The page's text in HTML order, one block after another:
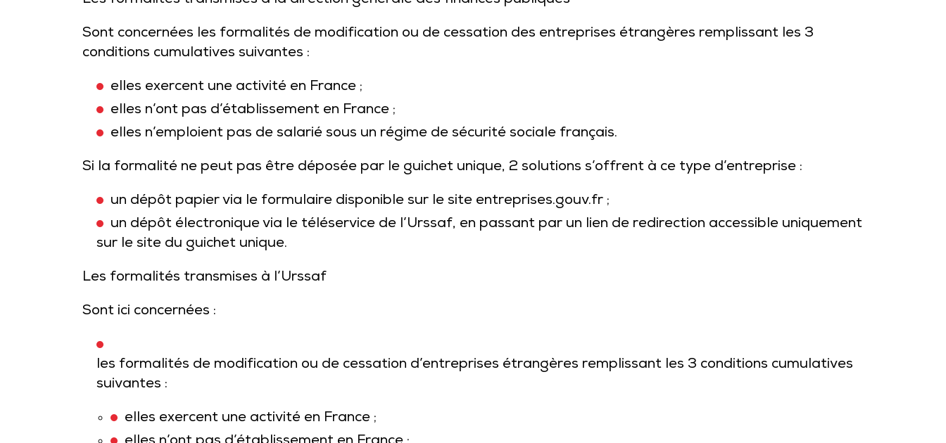
Sont concernées les formalités de modification ou de cessation des entreprises étrangères remplissant les 3
conditions cumulatives suivantes :
elles exercent une activité en France ;
elles n’ont pas d’établissement en France ;
elles n’emploient pas de salarié sous un régime de sécurité sociale français.
Si la formalité ne peut pas être déposée par le guichet unique, 2 solutions s’offrent à ce type d’entreprise :
un dépôt papier via le formulaire disponible sur le site entreprises.gouv.fr ;
un dépôt électronique via le téléservice de l’Urssaf, en passant par un lien de redirection accessible uniquement
sur le site du guichet unique.
Les formalités transmises à l’Urssaf
Sont ici concernées :
les formalités de modification ou de cessation d’entreprises étrangères remplissant les 3 conditions cumulatives
suivantes :
elles exercent une activité en France ;